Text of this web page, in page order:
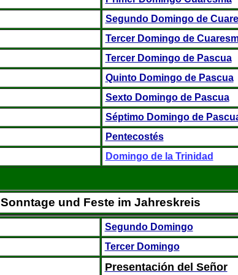
Segundo Domingo de
Tercer Domingo de
Tercer Domingo de Pascua
Quinto Domingo de Pascua
Sexto Domingo de Pascua
Séptimo Domingo de
Pentecostés
Domingo de la Trinidad
Sonntage und Feste im Jahreskreis
Segundo Domingo
Tercer Domingo
Presentación del Señor